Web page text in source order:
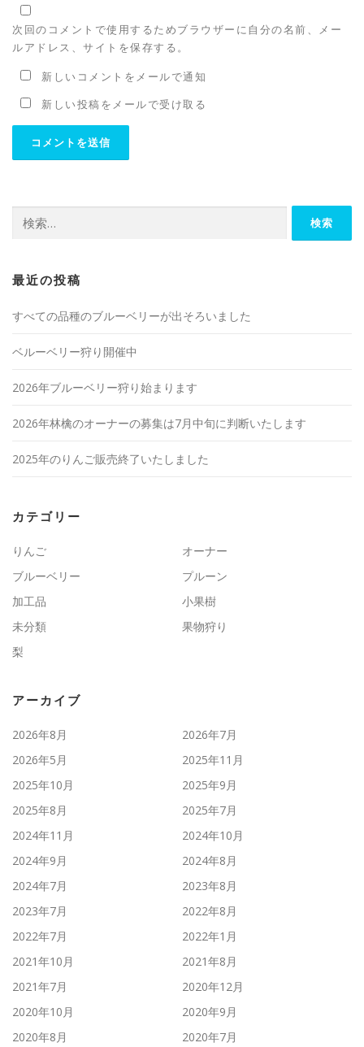
次回のコメントで使用するためブラウザーに自分の名前、メー
ルアドレス、サイトを保存する。
新しいコメントをメールで通知
新しい投稿をメールで受け取る
索:
最近の投稿
すべての品種のブルーベリーが出そろいました
ベルーベリー狩り開催中
2026年ブルーベリー狩り始まります
2026年林檎のオーナーの募集は7月中旬に判断いたします
2025年のりんご販売終了いたしました
カテゴリー
りんご
オーナー
ブルーベリー
プルーン
加工品
小果樹
未分類
果物狩り
梨
アーカイブ
2026年8月
2026年7月
2026年5月
2025年11月
2025年10月
2025年9月
2025年8月
2025年7月
2024年11月
2024年10月
2024年9月
2024年8月
2024年7月
2023年8月
2023年7月
2022年8月
2022年7月
2022年1月
2021年10月
2021年8月
2021年7月
2020年12月
2020年10月
2020年9月
2020年8月
2020年7月